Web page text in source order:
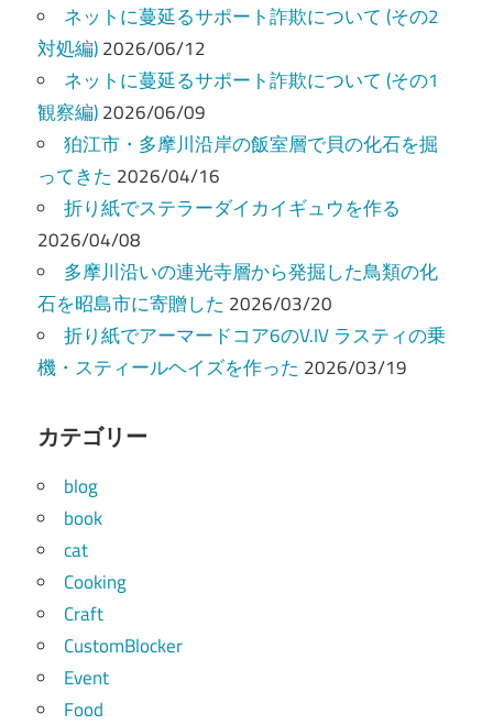
ネットに蔓延るサポート詐欺について (その2
対処編)2026/06/12
ネットに蔓延るサポート詐欺について (その1
観察編)2026/06/09
狛江市・多摩川沿岸の飯室層で貝の化石を掘
ってきた 2026/04/16
折り紙でステラーダイカイギュウを作る
2026/04/08
多摩川沿いの連光寺層から発掘した鳥類の化
石を昭島市に寄贈した 2026/03/20
折り紙でアーマードコア6のV.IV ラスティの乗
機・スティールヘイズを作った 2026/03/19
カテゴリー
blog
book
cat
Cooking
Craft
CustomBlocker
Event
Food